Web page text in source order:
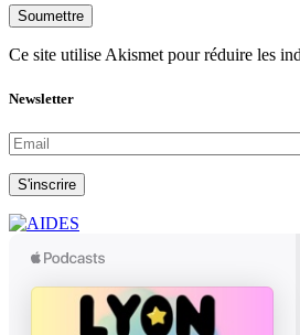
Soumettre
Ce site utilise Akismet pour réduire les
Newsletter
S'inscrire